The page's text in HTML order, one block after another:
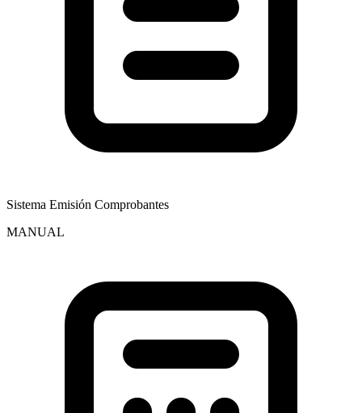
Sistema Emisión Comprobantes
MANUAL